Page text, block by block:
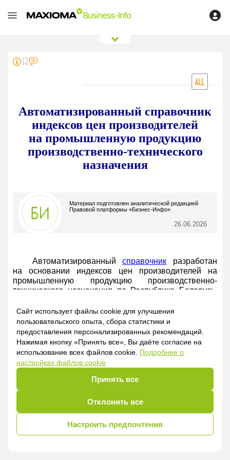
Сайт использует файлы cookie для улучшения
пользовательского опыта, сбора статистики и
предоставления персонализированных рекомендаций.
Нажимая кнопку «Принять все», Вы даёте согласие на
использование всех файлов cookie. Подробнее о
настройках файлов cookie
Принять все
Отклонить все
Настроить предпочтения
Автоматизированный справочник
индексов цен производителей
на промышленную продукцию
производственно-технического
назначения
Материал подготовлен аналитической редакцией
Правовой платформы «Бизнес-Инфо»
26.06.2026
Автоматизированныйсправочник разработан
на основании индексов цен производителей на
промышленную продукцию производственно-
технического назначения по Республике Беларусь,
статистическим комитетом Республики Беларусь.
В справочнике представлена информация,
начиная с 2000 года.
Исключительное право на данный авторский
правовые системы»